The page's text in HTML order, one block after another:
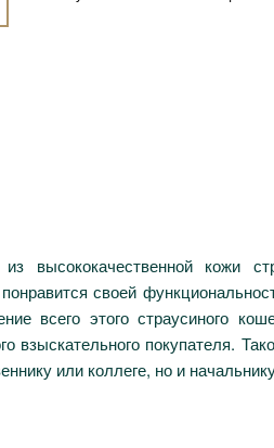
высококачественной кожи
своей
всего этого страусиного
взыскательного покупателя.
или коллеге, но и